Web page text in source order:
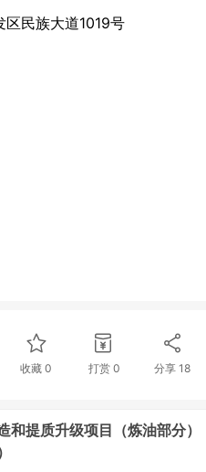
民族大道1019号
收藏 0 打赏 0 分享 18
提质升级项目（炼油部分）